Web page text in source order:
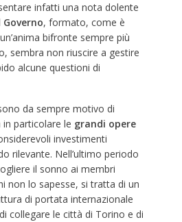
infatti una nota dolente
Governo, formato, come è
bifronte sempre più
sembra non riuscire a gestire
alcune questioni di
da sempre motivo di
particolare le grandi opere
investimenti
rilevante. Nell’ultimo periodo
il sonno ai membri
non lo sapesse, si tratta di un
di portata internazionale
collegare le città di Torino e di